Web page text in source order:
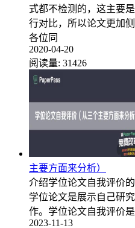
式都不检测的，这主要
行对比，所以论文更加
各位同
2020-04-20
阅读量: 31426
主要方面来分析）
介绍学位论文自我评价
学位论文是展示自己研
作。学位论文自我评价
2023-11-13